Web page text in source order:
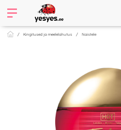
Kingitused ja meelelahutus Naistele